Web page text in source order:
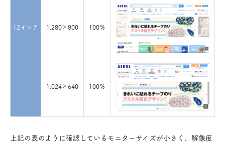
12インチ 1,280×800 100％
1,024×640 100％
上記の表のように確認しているモニターサイズが小さく、解像度